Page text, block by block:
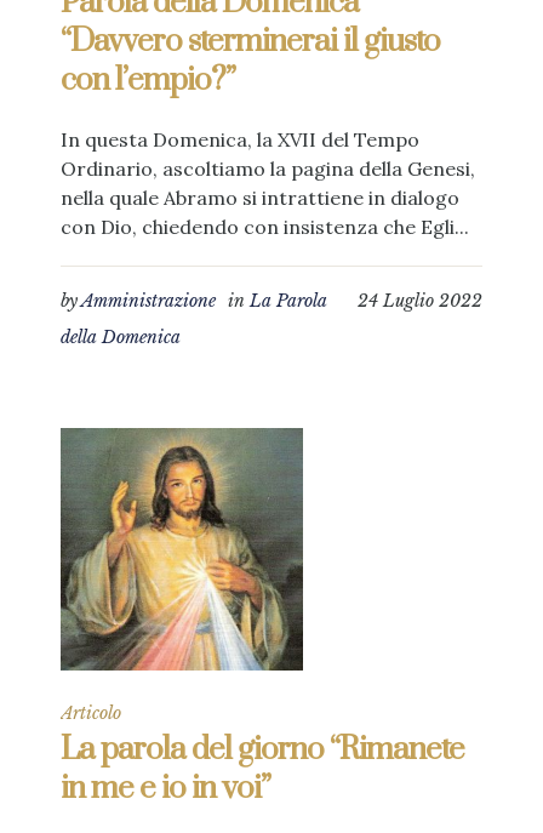
“Davvero sterminerai il giusto
con l’empio?”
In questa Domenica, la XVII del Tempo
Ordinario, ascoltiamo la pagina della Genesi,
nella quale Abramo si intrattiene in dialogo
con Dio, chiedendo con insistenza che Egli...
24 Luglio 2022
byAmministrazione inLa Parola
della Domenica
Articolo
La parola del giorno “Rimanete
in me e io in voi”